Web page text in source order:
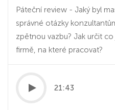
Páteční review - Jaký byl
správné otázky
zpětnou vazbu? Jak určit
firmě, na které pracovat?
21:43